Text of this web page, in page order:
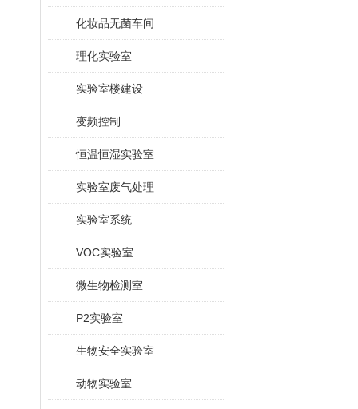
化妆品无菌车间
理化实验室
实验室楼建设
变频控制
恒温恒湿实验室
实验室废气处理
实验室系统
VOC实验室
微生物检测室
P2实验室
生物安全实验室
动物实验室